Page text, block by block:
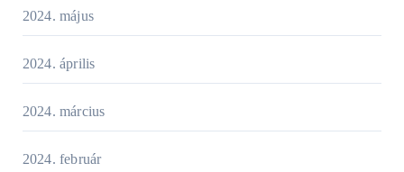
2024. május
2024. április
2024. március
2024. február